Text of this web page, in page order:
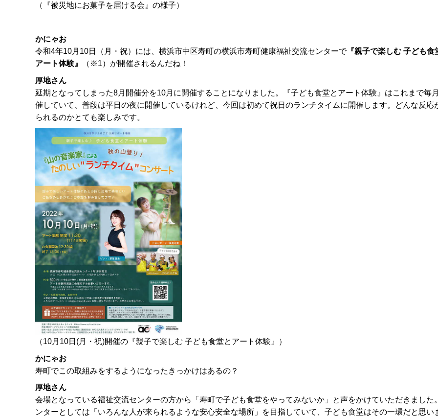
（『被災地にお菓子を届ける会』の様子）
かにゃお
令和4年10月10日（月・祝）には、横浜市中区寿町の横浜市寿町健康福祉交流センターで『親子で楽しむ 子ども食
アート体験』
（※1）が開催されるんだね！
厚地さん
延期となってしまった8月開催分を10月に開催することになりました。『子ども食堂とアート体験』はこれまで毎
催していて、普段は平日の夜に開催しているけれど、今回は初めて祝日のランチタイムに開催します。どんな反応
られるのかとても楽しみです。
（10月10日(月・祝)開催の『親子で楽しむ 子ども食堂とアート体験』）
かにゃお
寿町でこの取組みをするようになったきっかけはあるの？
厚地さん
会場となっている福祉交流センターの方から「寿町で子ども食堂をやってみないか」と声をかけていただきました
ンターとしては「いろんな人が来られるような安心安全な場所」を目指していて、子ども食堂はその一環だと思い